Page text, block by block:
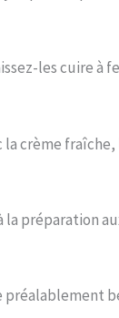
les cuire à
crème
la préparation
préalablement